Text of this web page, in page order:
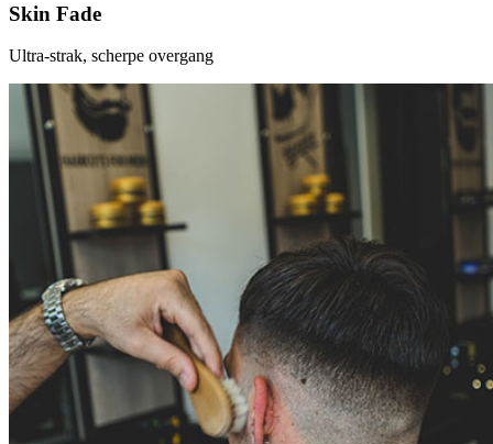
Skin Fade
Ultra-strak, scherpe overgang